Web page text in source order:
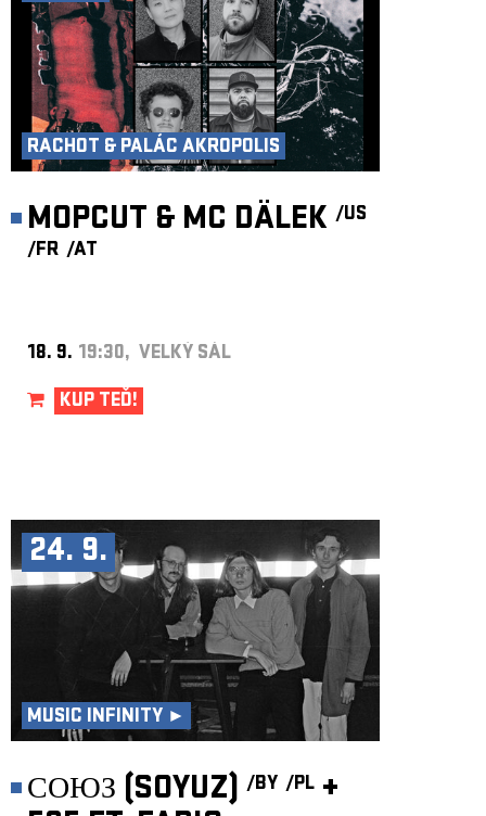
RACHOT & PALÁC AKROPOLIS
MOPCUT & MC DÄLEK /US
/FR /AT
18. 9. 19:30, VELKÝ SÁL
KUP TEĎ!
24. 9.
MUSIC INFINITY ►
СОЮЗ (SOYUZ) /BY /PL +